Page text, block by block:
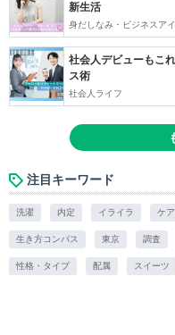
新生活
身だしなみ・ビジネスア
社会人デビューもこ
ス術
社会人ライフ
注目キーワード
洗濯 内定 イライラ ケア
生き方コンパス 東京 調査
性格・タイプ 配属 スイーツ